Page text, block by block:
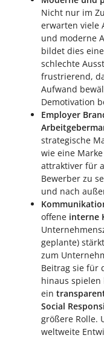
Nicht nur im
erwarten viele
und moderne
bildet dies
schlechte
frustrierend,
Aufwand
Demotivation
Employer
strategische
wie eine
attraktiver für
Bewerber zu
und nach
offene interne
geplante)
zum
Beitrag sie für
hinaus spielen
ein
Social
größere Rolle.
weltweite